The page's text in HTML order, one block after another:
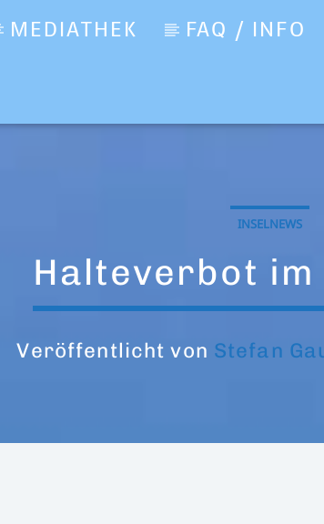
MEDIATHEK FAQ / INFO
INSELNEWS
Halteverbot
Veröffentlicht von Stefan